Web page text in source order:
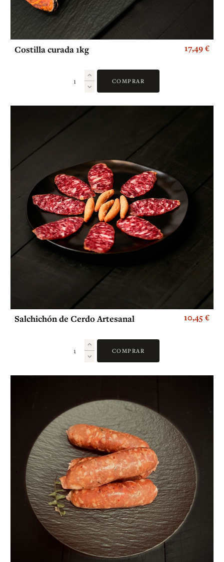
Costilla curada 1kg 17,49 €
COMPRAR
Salchichón de Cerdo Artesanal 10,45 €
COMPRAR